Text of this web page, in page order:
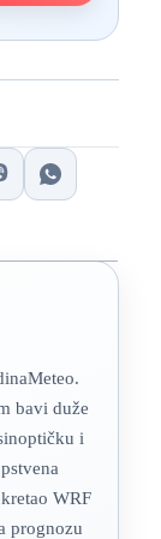
bavi duže
i
WRF
prognozu